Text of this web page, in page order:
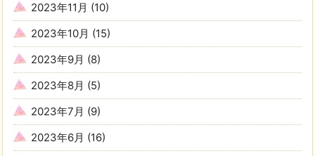
2023年11月 (10)
2023年10月 (15)
2023年9月 (8)
2023年8月 (5)
2023年7月 (9)
2023年6月 (16)